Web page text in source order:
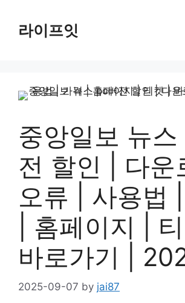
content라이프잇
중앙일보 뉴스
전 할인 | 다운
오류 | 사용법
| 홈페이지 | 티
바로가기 |
2025-09-07 by jai87